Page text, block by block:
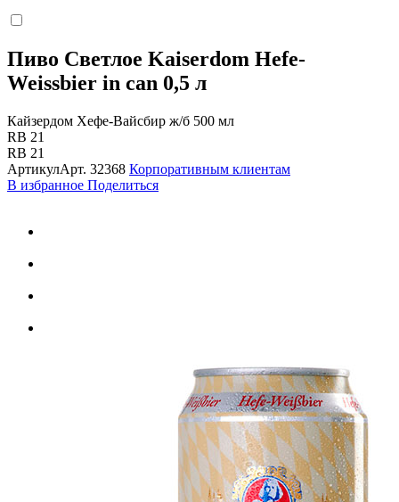
Пиво Светлое Kaiserdom Hefe-
Weissbier in can 0,5 л
Кайзердом Хефе-Вайсбир ж/б 500 мл
RB 21
RB 21
АртикулАрт. 32368 Корпоративным клиентам
В избранное Поделиться